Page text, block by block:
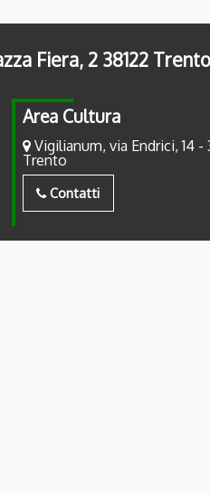
Fiera, 2 38122 Trento
Area Cultura
Vigilianum, via Endrici, 14 -
Trento
Contatti